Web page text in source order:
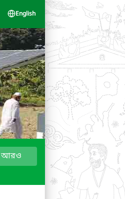
English
আরও